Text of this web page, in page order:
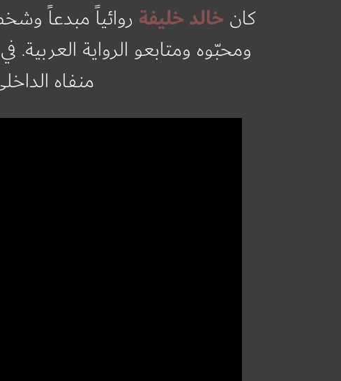
كانخالد خليفة روائياً مبدعاً
ومحبّوه ومتابعو الرواية
منفاه